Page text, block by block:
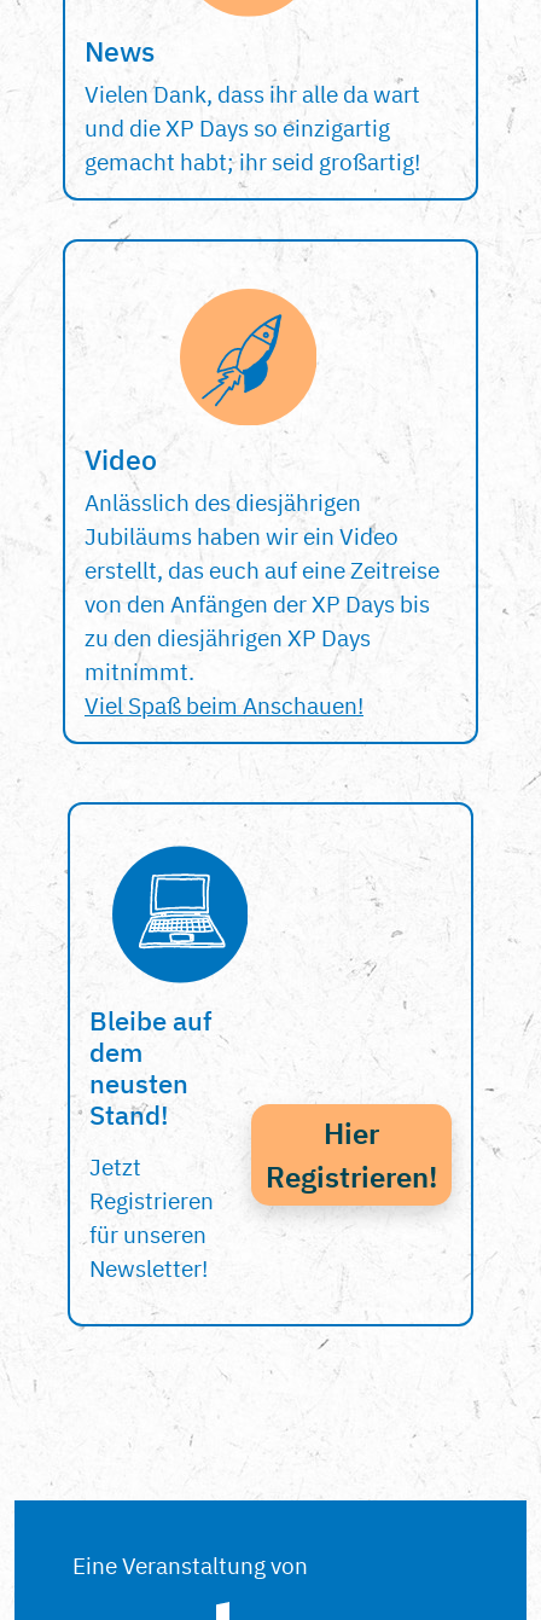
News
Vielen Dank, dass ihr alle da wart
und die XP Days so einzigartig
gemacht habt; ihr seid großartig!
Video
Anlässlich des diesjährigen
Jubiläums haben wir ein Video
erstellt, das euch auf eine Zeitreise
von den Anfängen der XP Days bis
zu den diesjährigen XP Days
mitnimmt.
Viel Spaß beim Anschauen!
Bleibe auf
dem
neusten
Stand!
Jetzt
Registrieren
für unseren
Newsletter!
Hier
Registrieren!
Eine Veranstaltung von